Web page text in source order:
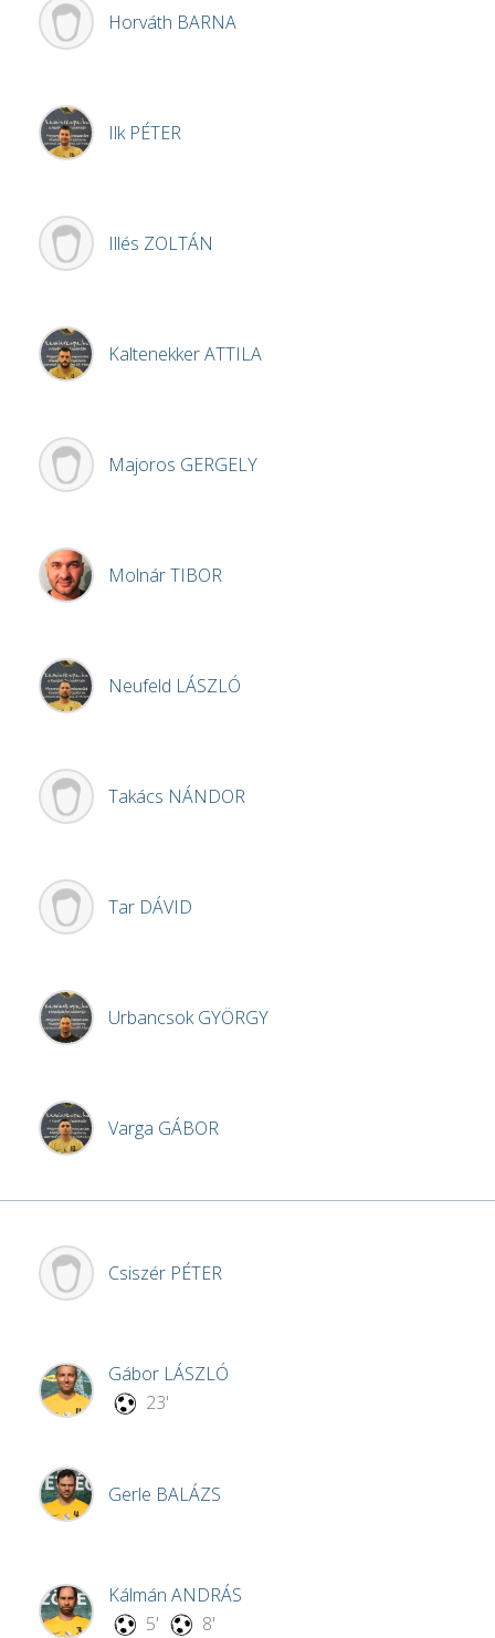
Horváth BARNA
Ilk PÉTER
Illés ZOLTÁN
KaltenekkerATTILA
Majoros GERGELY
MolnárTIBOR
Neufeld LÁSZLÓ
Takács NÁNDOR
Tar DÁVID
UrbancsokGYÖRGY
Varga GÁBOR
Csiszér PÉTER
Gábor LÁSZLÓ
23'
Gerle BALÁZS
Kálmán ANDRÁS
5'
8'